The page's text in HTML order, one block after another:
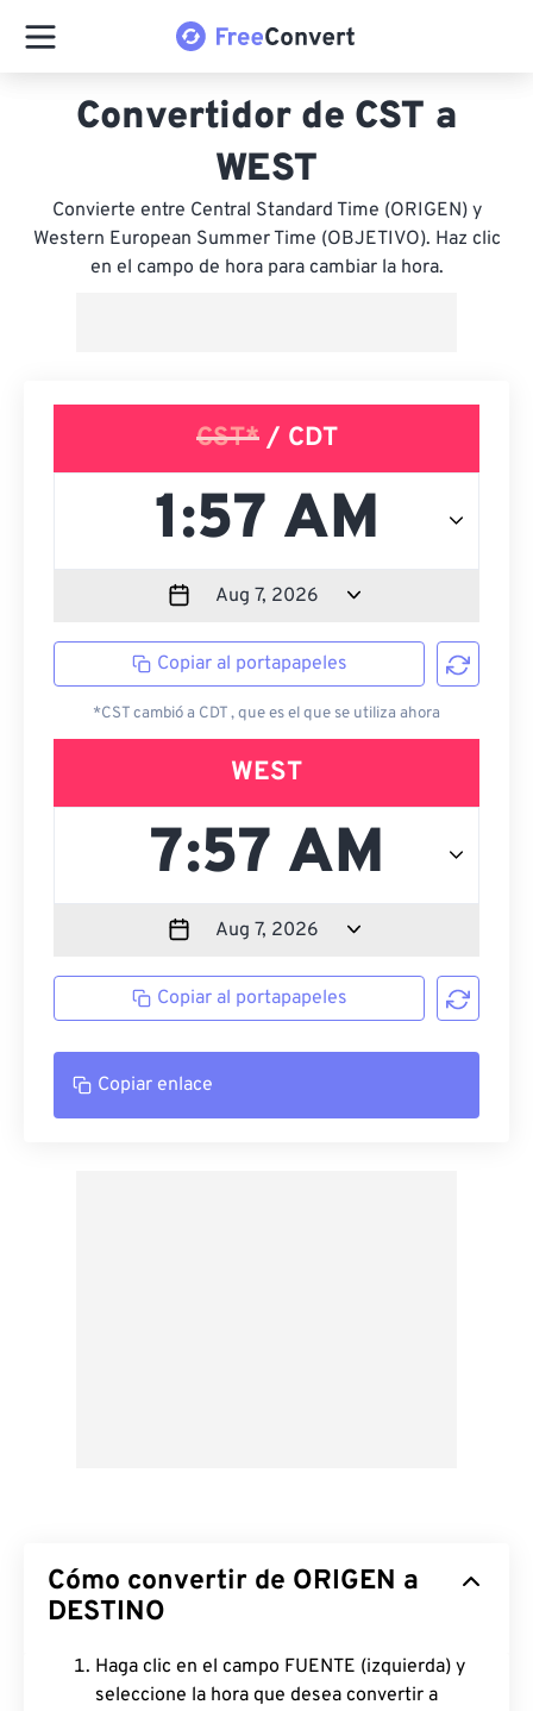
Convertidor de CST a
WEST
Convierte entre Central Standard Time (ORIGEN) y
Western European Summer Time (OBJETIVO). Haz clic
en el campo de hora para cambiar la hora.
CST*/ CDT
Copiar al portapapeles
*CST cambió a CDT , que es el que se utiliza ahora
WEST
Copiar al portapapeles
Copiar enlace
Cómo convertir de ORIGEN a
DESTINO
Haga clic en el campo FUENTE (izquierda) y
seleccione la hora que desea convertir a